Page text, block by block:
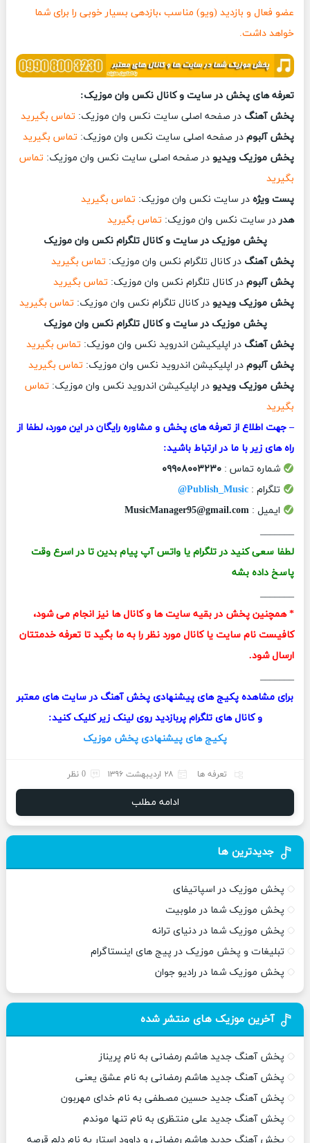
عضو فعال و بازدید (ویو) مناسب ،بازدهی بسیار خوبی را برای شما
خواهد داشت.
تعرفه های پخش در سایت و کانال نکس وان موزیک:
پخش آهنگ در صفحه اصلی سایت نکس وان موزیک: تماس بگیرید
پخش آلبومدر صفحه اصلی سایت نکس وان موزیک: تماس بگیرید
پخش موزیک ویدیودر صفحه اصلی سایت نکس وان موزیک: تماس
بگیرید
پست ویژهدر سایت نکس وان موزیک: تماس بگیرید
هدردر سایت نکس وان موزیک: تماس بگیرید
پخش موزیک در سایت و کانال تلگرام نکس وان موزیک
پخش آهنگ در کانال تلگرام نکس وان موزیک: تماس بگیرید
پخش آلبومدر کانال تلگرام نکس وان موزیک: تماس بگیرید
پخش موزیک ویدیودر کانال تلگرام نکس وان موزیک: تماس بگیرید
پخش موزیک در سایت و کانال تلگرام نکس وان موزیک
پخش آهنگ در اپلیکیشن اندروید نکس وان موزیک: تماس بگیرید
پخش آلبومدر اپلیکیشن اندروید نکس وان موزیک: تماس بگیرید
پخش موزیک ویدیودر اپلیکیشن اندروید نکس وان موزیک: تماس
بگیرید
– جهت اطلاع از تعرفه های پخش و مشاوره رایگان در این مورد، لطفا از
راه های زیر با ما در ارتباط باشید:
شماره تماس : ۰۹۹۰۸۰۰۳۲۳۰
تلگرام : Publish_Music@
ایمیل : MusicManager95@gmail.com
_______
لطفا سعی کنید در تلگرام یا واتس آپ پیام بدین تا در اسرع وقت
پاسخ داده بشه
_______
* همچنین پخش در بقیه سایت ها و کانال ها نیز انجام می شود،
کافیست نام سایت یا کانال مورد نظر را به ما بگید تا تعرفه خدمتتان
ارسال شود.
_______
برای مشاهده پکیج های پیشنهادی پخش آهنگ در سایت های معتبر
و کانال های تلگرام پربازدید روی لینک زیر کلیک کنید:
پکیج های پیشنهادی پخش موزیک
تعرفه ها ۲۸ اردیبهشت ۱۳۹۶ 0 نظر
ادامه مطلب
جدیدترین ها
پخش موزیک در اسپاتیفای
پخش موزیک شما در ملوبیت
پخش موزیک شما در دنیای ترانه
تبلیغات و پخش موزیک در پیج های اینستاگرام
پخش موزیک شما در رادیو جوان
آخرین موزیک های منتشر شده
پخش آهنگ جدید هاشم رمضانی به نام پریناز
پخش آهنگ جدید هاشم رمضانی به نام عشق یعنی
پخش آهنگ جدید حسین مصطفی به نام خدای مهربون
پخش آهنگ جدید علی منتظری به نام تنها موندم
پخش آهنگ جدید هاشم رمضانی و داوود استار به نام دلم قرصه